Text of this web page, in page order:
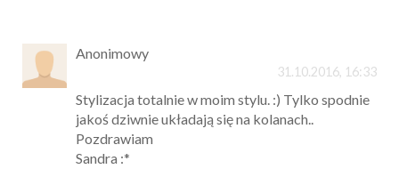
Anonimowy
31.10.2016, 16:33
Stylizacja totalnie w moim stylu. :) Tylko spodnie
jakoś dziwnie układają się na kolanach..
Pozdrawiam
Sandra :*